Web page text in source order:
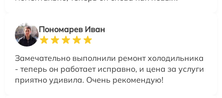
Пономарев Иван
Замечательно выполнили ремонт холодильника
- теперь он работает исправно, и цена за услуги
приятно удивила. Очень рекомендую!